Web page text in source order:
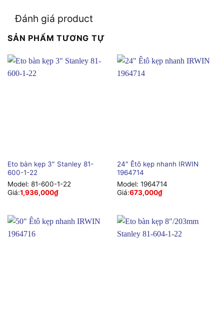
Đánh giá product
SẢN PHẨM TƯƠNG TỰ
Eto bàn kẹp 3″ Stanley 81-
600-1-22
Model: 81-600-1-22
Giá:1,936,000₫
24″ Êtô kẹp nhanh IRWIN
1964714
Model: 1964714
Giá:673,000₫